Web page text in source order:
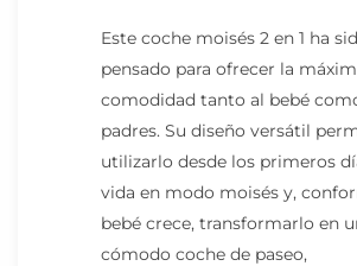
Este coche moisés 2 en 1 ha
pensado para ofrecer la
comodidad tanto al bebé
padres. Su diseño versátil
utilizarlo desde los primeros
vida en modo moisés y,
bebé crece, transformarlo en
cómodo coche de paseo,